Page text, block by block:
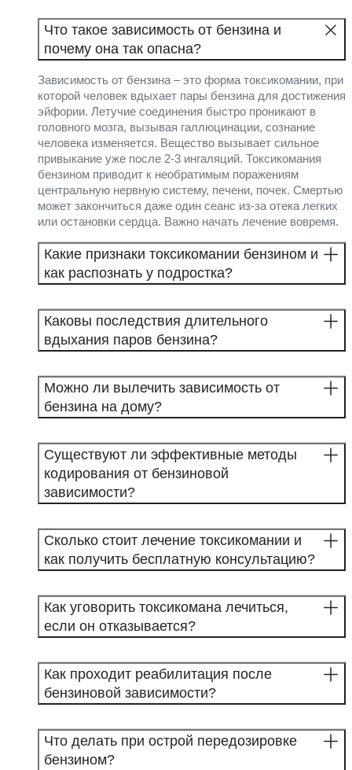
Что такое зависимость от бензина и
почему она так опасна?
Зависимость от бензина – это форма токсикомании, при
которой человек вдыхает пары бензина для достижения
эйфории. Летучие соединения быстро проникают в
головного мозга, вызывая галлюцинации, сознание
человека изменяется. Вещество вызывает сильное
привыкание уже после 2-3 ингаляций. Токсикомания
бензином приводит к необратимым поражениям
центральную нервную систему, печени, почек. Смертью
может закончиться даже один сеанс из-за отека легких
или остановки сердца. Важно начать лечение вовремя.
Какие признаки токсикомании бензином и
как распознать у подростка?
Каковы последствия длительного
вдыхания паров бензина?
Можно ли вылечить зависимость от
бензина на дому?
Существуют ли эффективные методы
кодирования от бензиновой
зависимости?
Сколько стоит лечение токсикомании и
как получить бесплатную консультацию?
Как уговорить токсикомана лечиться,
если он отказывается?
Как проходит реабилитация после
бензиновой зависимости?
Что делать при острой передозировке
бензином?